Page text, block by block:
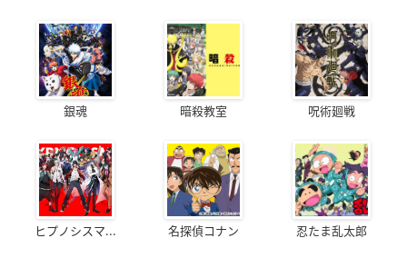
銀魂 暗殺教室 呪術廻戦
ヒプノシスマ... 名探偵コナン 忍たま乱太郎